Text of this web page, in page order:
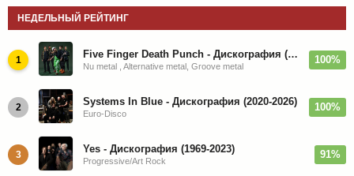
НЕДЕЛЬНЫЙ РЕЙТИНГ
1 Five Finger Death Punch - Дискография (2008-2026)
Nu metal , Alternative metal, Groove metal
100%
2 Systems In Blue - Дискография (2020-2026)
Euro-Disco
100%
3 Yes - Дискография (1969-2023)
Progressive/Art Rock
91%